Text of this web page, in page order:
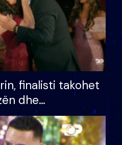
finalisti takohet
dhe
ndonjë letër